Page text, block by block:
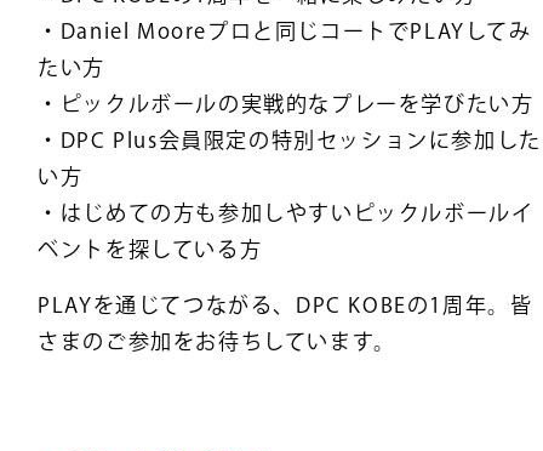
・Daniel Mooreプロと同じコートでPLAYしてみ
たい方
・ピックルボールの実戦的なプレーを学びたい方
・DPC Plus会員限定の特別セッションに参加した
い方
・はじめての方も参加しやすいピックルボールイ
ベントを探している方
PLAYを通じてつながる、DPC KOBEの1周年。皆
さまのご参加をお待ちしています。